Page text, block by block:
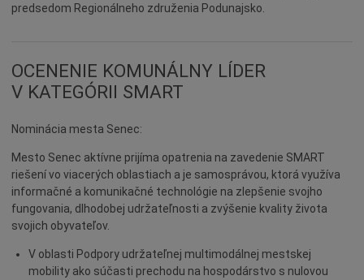
História
Voľby
Šport
Partnerské mestá
Národnostné menšiny
Podujatie
Rekonštrukcia
predsedom Regionálneho združenia Podunajsko.
OCENENIE KOMUNÁLNY LÍDER
V KATEGÓRII SMART
Nominácia mesta Senec:
Mesto Senec aktívne prijíma opatrenia na zavedenie SMART
riešení vo viacerých oblastiach a je samosprávou, ktorá využíva
informačné a komunikačné technológie na zlepšenie svojho
fungovania, dlhodobej udržateľnosti a zvýšenie kvality života
svojich obyvateľov.
V oblasti Podpory udržateľnej multimodálnej mestskej
mobility ako súčasti prechodu na hospodárstvo s nulovou